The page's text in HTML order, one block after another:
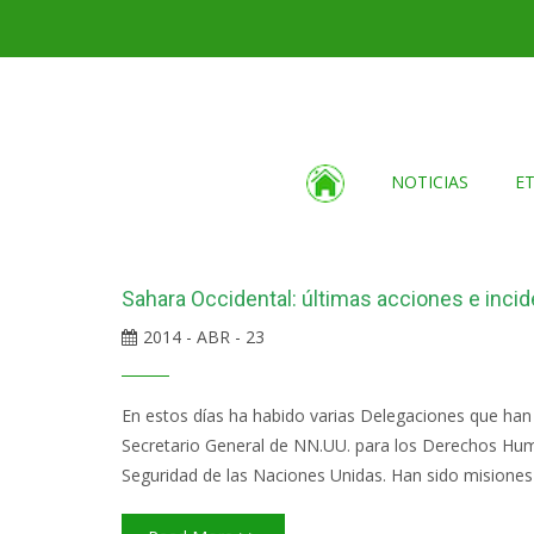
NOTICIAS
Sahara Occidental: últimas acciones e
2014 - ABR - 23
En estos días ha habido varias Delegaciones que
Secretario General de NN.UU. para los Derechos
Seguridad de las Naciones Unidas. Han sido